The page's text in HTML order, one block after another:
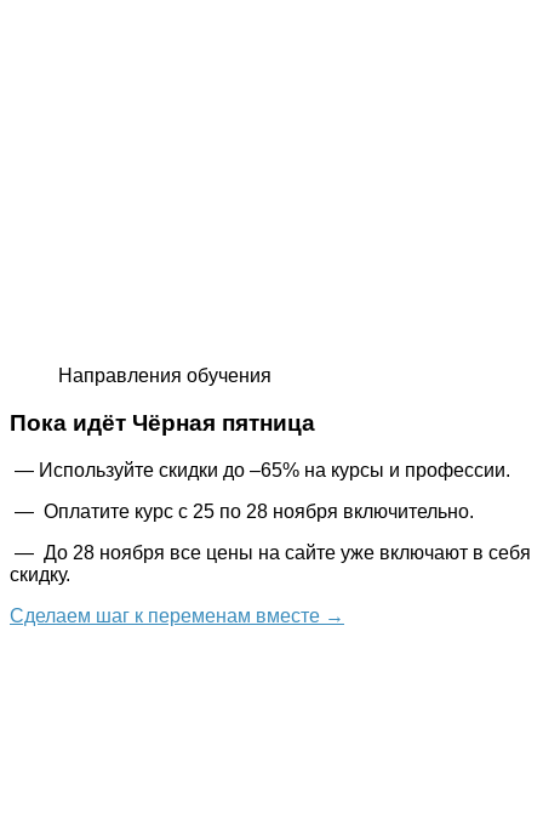
Направления обучения
Пока идёт Чёрная пятница
— Используйте скидки до –65% на курсы и профессии.
— Оплатите курс с 25 по 28 ноября включительно.
— До 28 ноября все цены на сайте уже включают в себя
скидку.
Сделаем шаг к переменам вместе →